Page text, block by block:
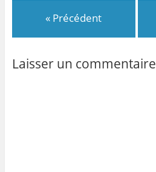
« Précédent
Laisser un commentaire